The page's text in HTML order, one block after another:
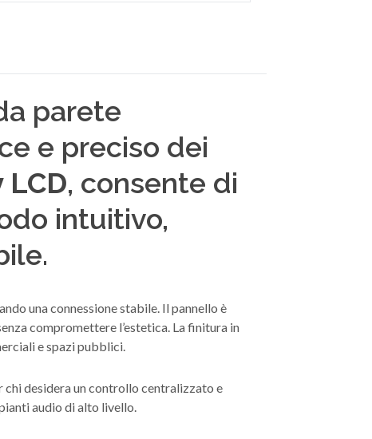
parete
e preciso dei
, consente di
intuitivo,
una connessione stabile. Il pannello è
compromettere l’estetica. La finitura in
e spazi pubblici.
desidera un controllo centralizzato e
audio di alto livello.